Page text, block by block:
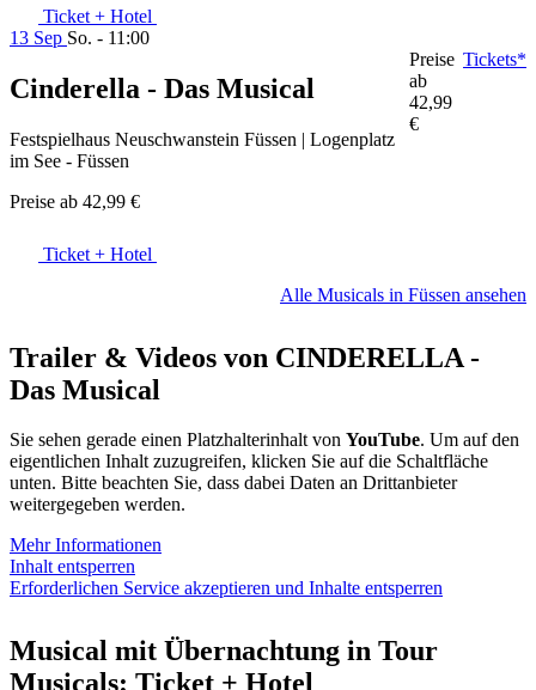
Ticket + Hotel
13 Sep So. - 11:00
Cinderella - Das Musical
Festspielhaus Neuschwanstein Füssen | Logenplatz
im See - Füssen
Preise ab 42,99 €
Preise
ab
42,99
€
Tickets*
Ticket + Hotel
Alle Musicals in Füssen ansehen
Trailer & Videos von CINDERELLA -
Das Musical
Sie sehen gerade einen Platzhalterinhalt von YouTube. Um auf den
eigentlichen Inhalt zuzugreifen, klicken Sie auf die Schaltfläche
unten. Bitte beachten Sie, dass dabei Daten an Drittanbieter
weitergegeben werden.
Mehr Informationen
Inhalt entsperren
Erforderlichen Service akzeptieren und Inhalte entsperren
Musical mit Übernachtung in Tour
Musicals: Ticket + Hotel